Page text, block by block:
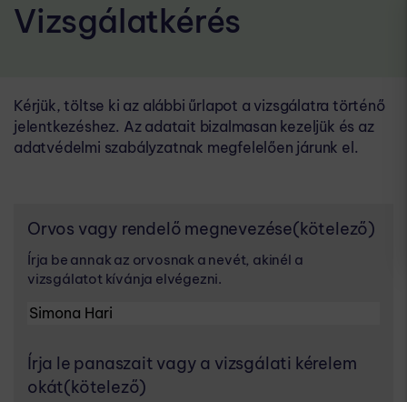
Vizsgálatkérés
Kérjük, töltse ki az alábbi űrlapot a vizsgálatra történő
jelentkezéshez. Az adatait bizalmasan kezeljük és az
adatvédelmi szabályzatnak megfelelően járunk el.
Orvos vagy rendelő megnevezése(kötelező)
Írja be annak az orvosnak a nevét, akinél a
vizsgálatot kívánja elvégezni.
Írja le panaszait vagy a vizsgálati kérelem
okát(kötelező)